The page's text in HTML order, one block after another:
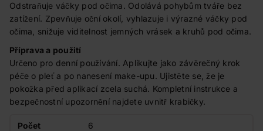
Odstraňuje váčky pod očima. Odolává pohybům tváře bez
zatížení. Zpevňuje oční okolí, vyhlazuje i výrazné váčky pod
očima, snižuje viditelnost jemných vrásek a kruhů pod očima.
Příprava a použití
Určeno pro denní používání. Aplikujte jako závěrečný krok
péče o pleť a po nanesení make-upu. Ujistěte se, že je
pokožka před aplikací zcela suchá. Kompletní instrukce a
bezpečnostní upozornění najdete uvnitř krabičky.
Počet
6